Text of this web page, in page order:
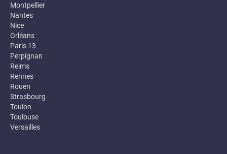
Montpellier
Nantes
Nice
Orléans
Paris 13
Perpignan
Reims
Rennes
Rouen
Strasbourg
Toulon
Toulouse
Versailles